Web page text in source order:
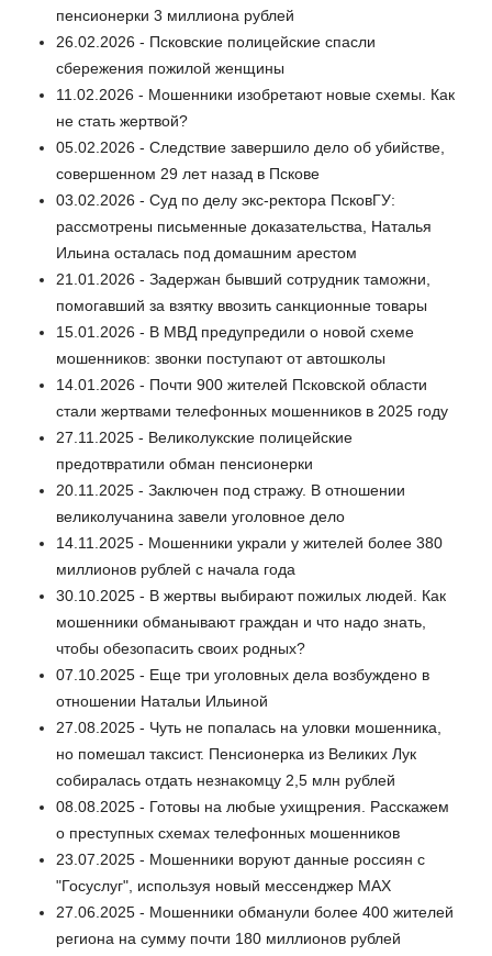
пенсионерки 3 миллиона рублей
26.02.2026 - Псковские полицейские спасли
сбережения пожилой женщины
11.02.2026 - Мошенники изобретают новые схемы. Как
не стать жертвой?
05.02.2026 - Следствие завершило дело об убийстве,
совершенном 29 лет назад в Пскове
03.02.2026 - Суд по делу экс-ректора ПсковГУ:
рассмотрены письменные доказательства, Наталья
Ильина осталась под домашним арестом
21.01.2026 - Задержан бывший сотрудник таможни,
помогавший за взятку ввозить санкционные товары
15.01.2026 - В МВД предупредили о новой схеме
мошенников: звонки поступают от автошколы
14.01.2026 - Почти 900 жителей Псковской области
стали жертвами телефонных мошенников в 2025 году
27.11.2025 - Великолукские полицейские
предотвратили обман пенсионерки
20.11.2025 - Заключен под стражу. В отношении
великолучанина завели уголовное дело
14.11.2025 - Мошенники украли у жителей более 380
миллионов рублей с начала года
30.10.2025 - В жертвы выбирают пожилых людей. Как
мошенники обманывают граждан и что надо знать,
чтобы обезопасить своих родных?
07.10.2025 - Еще три уголовных дела возбуждено в
отношении Натальи Ильиной
27.08.2025 - Чуть не попалась на уловки мошенника,
но помешал таксист. Пенсионерка из Великих Лук
собиралась отдать незнакомцу 2,5 млн рублей
08.08.2025 - Готовы на любые ухищрения. Расскажем
о преступных схемах телефонных мошенников
23.07.2025 - Мошенники воруют данные россиян с
"Госуслуг", используя новый мессенджер MAX
27.06.2025 - Мошенники обманули более 400 жителей
региона на сумму почти 180 миллионов рублей